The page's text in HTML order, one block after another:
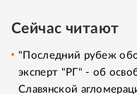
Сейчас читают
"Последний рубеж
эксперт "РГ" - об
Славянской